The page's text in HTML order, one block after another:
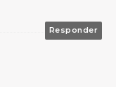
Responder